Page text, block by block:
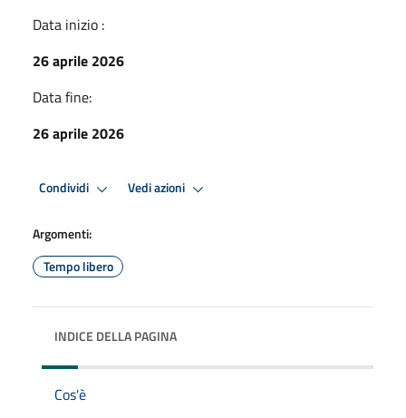
Data inizio :
26 aprile 2026
Data fine:
26 aprile 2026
Condividi Vedi azioni
Argomenti:
Tempo libero
INDICE DELLA PAGINA
Cos'è